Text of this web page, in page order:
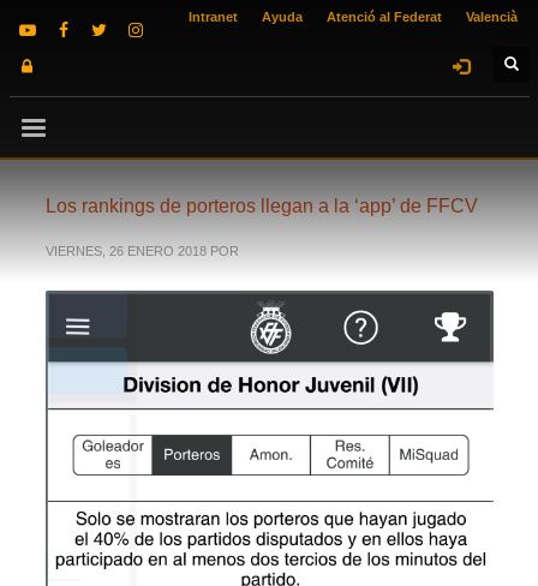
Intranet Ayuda Atenció al Federat Valencià
Los rankings de porteros llegan a la ‘app’ de FFCV
VIERNES, 26 ENERO 2018 POR